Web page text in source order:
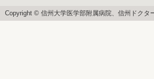
Copyright © 信州大学医学部附属病院、信州ドク